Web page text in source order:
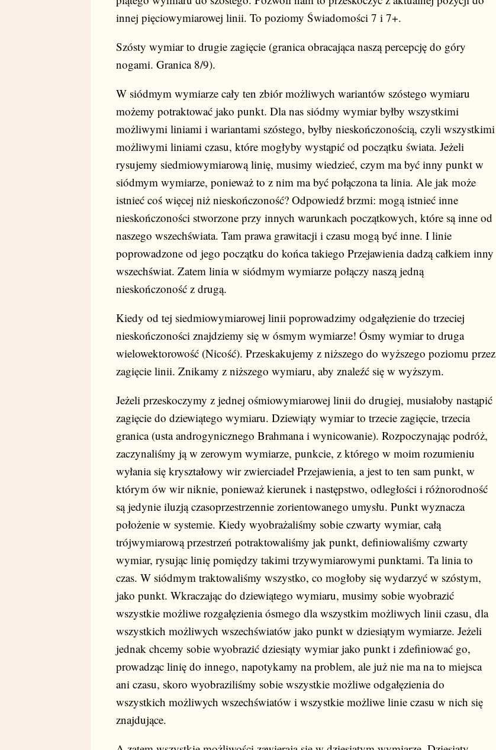
innej pięciowymiarowej linii. To poziomy Świadomości 7 i 7+.
Szósty wymiar to drugie zagięcie (granica obracająca naszą percepcję do góry
nogami. Granica 8/9).
W siódmym wymiarze cały ten zbiór możliwych wariantów szóstego wymiaru
możemy potraktować jako punkt. Dla nas siódmy wymiar byłby wszystkimi
możliwymi liniami i wariantami szóstego, byłby nieskończonością, czyli wszystkimi
możliwymi liniami czasu, które mogłyby wystąpić od początku świata. Jeżeli
rysujemy siedmiowymiarową linię, musimy wiedzieć, czym ma być inny punkt w
siódmym wymiarze, ponieważ to z nim ma być połączona ta linia. Ale jak może
istnieć coś więcej niż nieskończoność? Odpowiedź brzmi: mogą istnieć inne
nieskończoności stworzone przy innych warunkach początkowych, które są inne od
naszego wszechświata. Tam prawa grawitacji i czasu mogą być inne. I linie
poprowadzone od jego początku do końca takiego Przejawienia dadzą całkiem inny
wszechświat. Zatem linia w siódmym wymiarze połączy naszą jedną
nieskończoność z drugą.
Kiedy od tej siedmiowymiarowej linii poprowadzimy odgałęzienie do trzeciej
nieskończoności znajdziemy się w ósmym wymiarze! Ósmy wymiar to druga
wielowektorowość (Nicość). Przeskakujemy z niższego do wyższego poziomu przez
zagięcie linii. Znikamy z niższego wymiaru, aby znaleźć się w wyższym.
Jeżeli przeskoczymy z jednej ośmiowymiarowej linii do drugiej, musiałoby nastąpić
zagięcie do dziewiątego wymiaru. Dziewiąty wymiar to trzecie zagięcie, trzecia
granica (usta androgynicznego Brahmana i wynicowanie). Rozpoczynając podróż,
zaczynaliśmy ją w zerowym wymiarze, punkcie, z którego w moim rozumieniu
wyłania się kryształowy wir zwierciadeł Przejawienia, a jest to ten sam punkt, w
którym ów wir niknie, ponieważ kierunek i następstwo, odległości i różnorodność
są jedynie iluzją czasoprzestrzennie zorientowanego umysłu. Punkt wyznacza
położenie w systemie. Kiedy wyobrażaliśmy sobie czwarty wymiar, całą
trójwymiarową przestrzeń potraktowaliśmy jak punkt, definiowaliśmy czwarty
wymiar, rysując linię pomiędzy takimi trzywymiarowymi punktami. Ta linia to
czas. W siódmym traktowaliśmy wszystko, co mogłoby się wydarzyć w szóstym,
jako punkt. Wkraczając do dziewiątego wymiaru, musimy sobie wyobrazić
wszystkie możliwe rozgałęzienia ósmego dla wszystkim możliwych linii czasu, dla
wszystkich możliwych wszechświatów jako punkt w dziesiątym wymiarze. Jeżeli
jednak chcemy sobie wyobrazić dziesiąty wymiar jako punkt i zdefiniować go,
prowadząc linię do innego, napotykamy na problem, ale już nie ma na to miejsca
ani czasu, skoro wyobraziliśmy sobie wszystkie możliwe odgałęzienia do
wszystkich możliwych wszechświatów i wszystkie możliwe linie czasu w nich się
znajdujące.